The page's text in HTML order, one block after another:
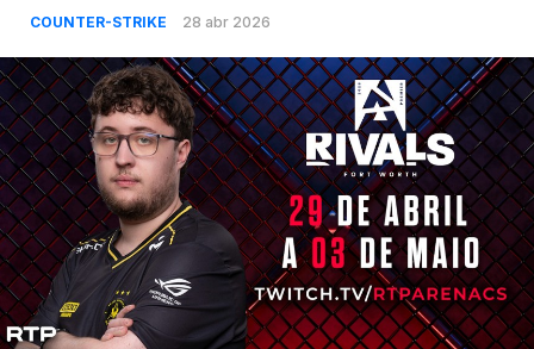
COUNTER-STRIKE 28 abr 2026